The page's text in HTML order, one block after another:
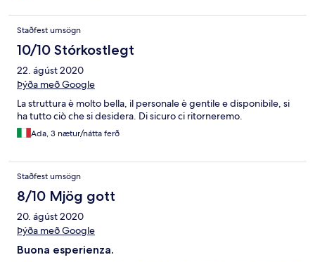
Staðfest umsögn
10/10 Stórkostlegt
22. ágúst 2020
Þýða með Google
La struttura è molto bella, il personale è gentile e disponibile, si
ha tutto ciò che si desidera. Di sicuro ci ritorneremo.
Ada, 3 nætur/nátta ferð
Staðfest umsögn
8/10 Mjög gott
20. ágúst 2020
Þýða með Google
Buona esperienza.